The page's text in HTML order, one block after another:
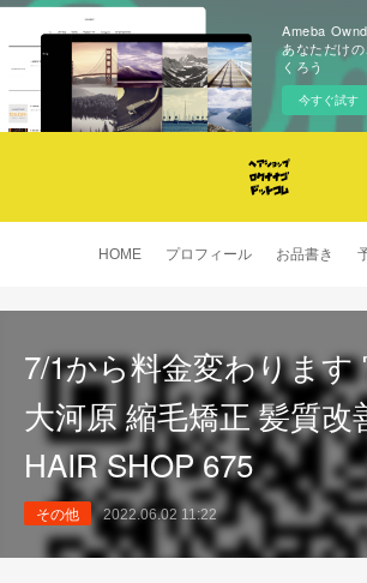
Ameba
あなただけ
くろう
今すぐ試す
HOME プロフィール お品書き
7/1から料金変わります
大河原 縮毛矯正 髪質改
HAIR SHOP 675
その他 2022.06.02 11:22